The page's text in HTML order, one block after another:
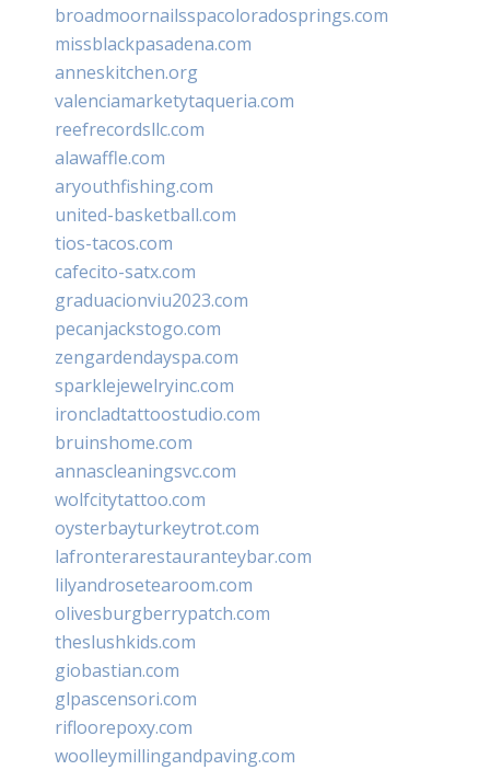
broadmoornailsspacoloradosprings.com
missblackpasadena.com
anneskitchen.org
valenciamarketytaqueria.com
reefrecordsllc.com
alawaffle.com
aryouthfishing.com
united-basketball.com
tios-tacos.com
cafecito-satx.com
graduacionviu2023.com
pecanjackstogo.com
zengardendayspa.com
sparklejewelryinc.com
ironcladtattoostudio.com
bruinshome.com
annascleaningsvc.com
wolfcitytattoo.com
oysterbayturkeytrot.com
lafronterarestauranteybar.com
lilyandrosetearoom.com
olivesburgberrypatch.com
theslushkids.com
giobastian.com
glpascensori.com
rifloorepoxy.com
woolleymillingandpaving.com